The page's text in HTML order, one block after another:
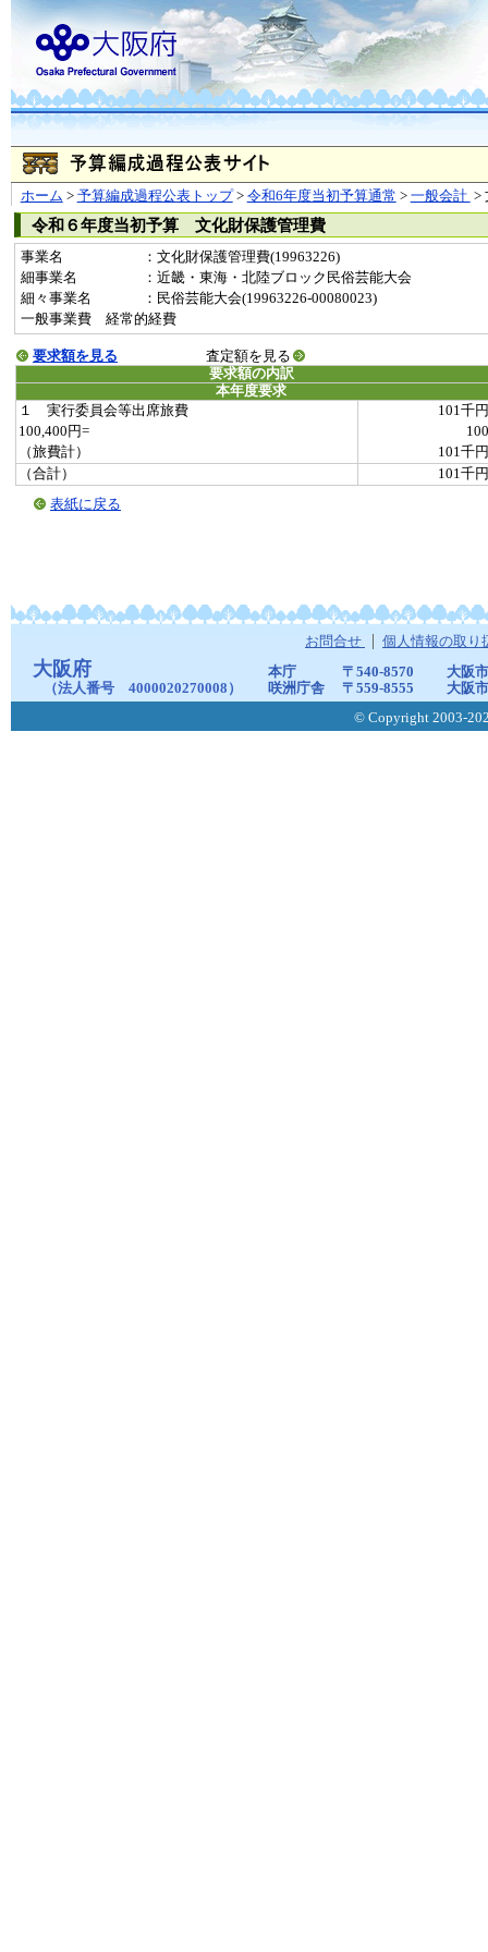
ホーム > 予算編成過程公表トップ> 令和6年度当初予算通常 > 一般会計 >
令和６年度当初予算 文化財保護管理費
事業名
：文化財保護管理費(19963226)
細事業名
：近畿・東海・北陸ブロック民俗芸能大会
細々事業名
：民俗芸能大会(19963226-00080023)
一般事業費 経常的経費
要求額を見る
査定額を見る
要求額の内訳
本年度要求
１ 実行委員会等出席旅費
101千円
100,400円=
100
（旅費計）
101千円
（合計）
101千円
表紙に戻る
お問合せ 個人情報の取り
大阪府
（法人番号 4000020270008）
本庁 〒540-8570
大阪
咲洲庁舎
〒559-8555
大阪
© Copyright 2003-